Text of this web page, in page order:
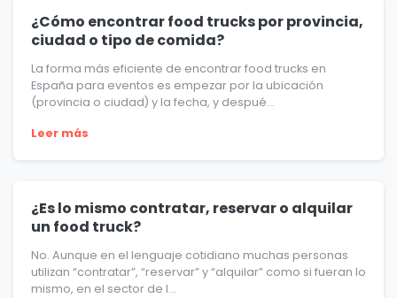
¿Cómo encontrar food trucks por provincia,
ciudad o tipo de comida?
La forma más eficiente de encontrar food trucks en
España para eventos es empezar por la ubicación
(provincia o ciudad) y la fecha, y despué...
Leer más
¿Es lo mismo contratar, reservar o alquilar
un food truck?
No. Aunque en el lenguaje cotidiano muchas personas
utilizan “contratar”, “reservar” y “alquilar” como si fueran lo
mismo, en el sector de l...